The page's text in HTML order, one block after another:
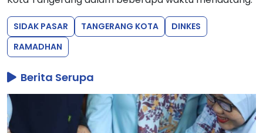
SIDAK PASAR TANGERANG KOTA
DINKES
RAMADHAN
Berita Serupa